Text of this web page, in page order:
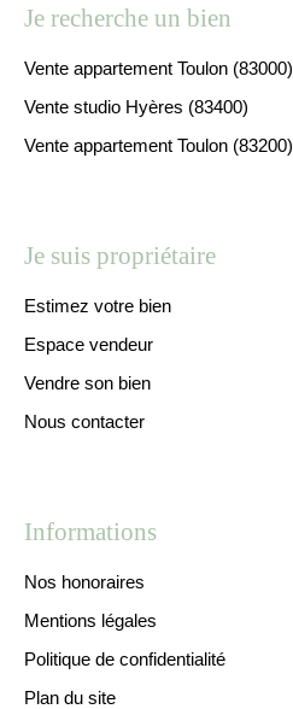
Je recherche un bien
Vente appartement Toulon (83000)
Vente studio Hyères (83400)
Vente appartement Toulon (83200)
Je suis propriétaire
Estimez votre bien
Espace vendeur
Vendre son bien
Nous contacter
Informations
Nos honoraires
Mentions légales
Politique de confidentialité
Plan du site